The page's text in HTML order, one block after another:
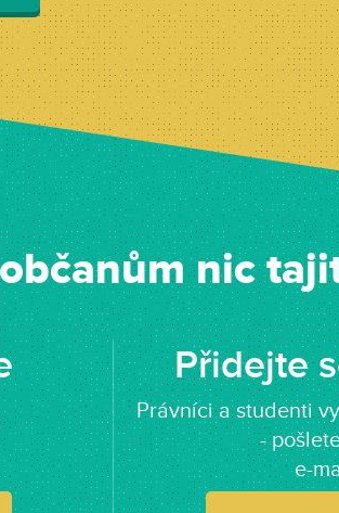
nic
Přidejte
Právníci a studenti
-
e-